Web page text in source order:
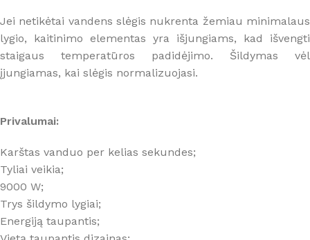
Jei netikėtai vandens slėgis nukrenta žemiau minimalaus
lygio, kaitinimo elementas yra išjungiams, kad išvengti
staigaus temperatūros padidėjimo. Šildymas vėl
įjungiamas, kai slėgis normalizuojasi.
Privalumai:
Karštas vanduo per kelias sekundes;
Tyliai veikia;
9000 W;
Trys šildymo lygiai;
Energiją taupantis;